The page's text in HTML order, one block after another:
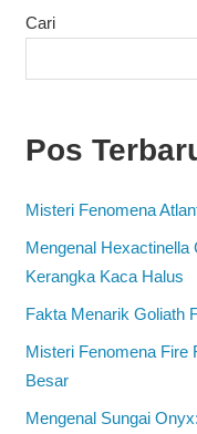
Cari
Pos
Misteri Fenomena
Mengenal Hexactinella
Kerangka Kaca Halus
Fakta Menarik Goliath
Misteri Fenomena Fire
Besar
Mengenal Sungai